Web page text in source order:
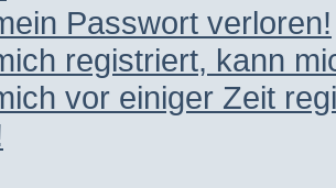
Passwort verloren!
registriert, kann
vor einiger Zeit